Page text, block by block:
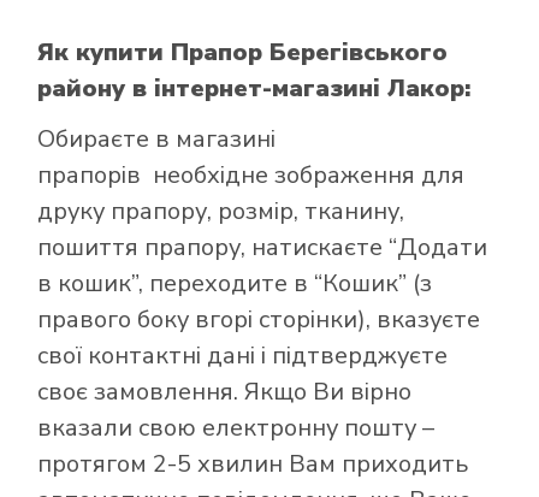
Як купити Прапор Берегівського
району в інтернет-магазині Лакор:
Обираєте в магазині
прапорів необхідне зображення для
друку прапору, розмір, тканину,
пошиття прапору, натискаєте “Додати
в кошик”, переходите в “Кошик” (з
правого боку вгорі сторінки), вказуєте
свої контактні дані і підтверджуєте
своє замовлення. Якщо Ви вірно
вказали свою електронну пошту –
протягом 2-5 хвилин Вам приходить